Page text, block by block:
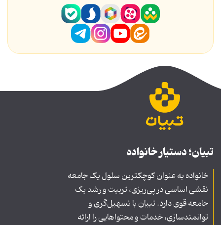
تبیان؛ دستیار خانواده
خانواده به عنوان کوچکترین سلول یک جامعه
نقشی اساسی در پی‌ریزی، تربیت و رشد یک
جامعه قوی دارد. تبیان با تسهیل‌گری و
توانمندسازی، خدمات و محتواهایی را ارائه